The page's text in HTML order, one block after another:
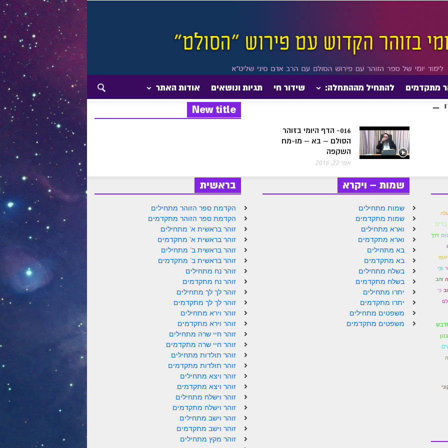
מתקדמים להתחיל מההתחלה: שידור חי תגיות ונושאים אודות האתר
New title
016- הדף היומי בזוהר
הסולם – בא – מו-מח
השקפה
אפר 22, 2016
בראשית
הקדמת ספר הזוהר מתחילים
הקדמת ספר הזוהר מתקדמים
זוהר בראשית א' מתחילים
זוהר בראשית א' מתקדמים
זוהר בראשית ב' מתחילים
זוהר בראשית ב' מתקדמים
זוהר נח מתחילים
זוהר נח מתקדמים
זוהר לך לך מתחילים
זוהר לך לך מתקדמים
זוהר וירא מתחילים
זוהר וירא מתקדמים
זוהר חיי שרה מתחילים
זוהר חיי שרה מתקדמים
זוהר תולדות מתחילים
זוהר תולדות מתקדמים
זוהר ויצא מתחילים
זוהר ויצא מתקדמים
זוהר וישלח מתחילים
זוהר וישלח מתקדמים
זוהר וישב מתחילים
זוהר וישב מתקדמים
זוהר מקץ מתחילים
שמות – ויקרא
שמות מתחילים
שמות מתקדמים
וארא מתחילים
וארא מתקדמים
בא מתחילים
בא מתקדמים
בשלח מתחילים
בשלח מתקדמים
יתרו מתחילים
יתרו מתקדמים
משפטים מתחילים
משפטים מתקדמים
ברית
דרך
וְכִי
זהב
כִּי